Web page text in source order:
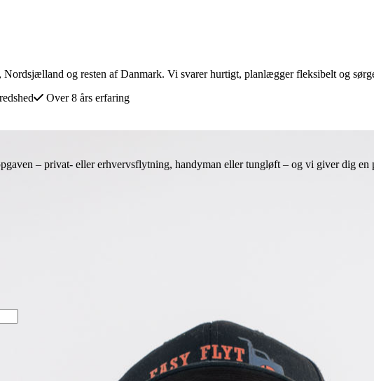
og resten af Danmark. Vi svarer hurtigt, planlægger fleksibelt og
Over 8 års erfaring
– privat- eller erhvervsflytning, handyman eller tungløft – og vi giver dig en